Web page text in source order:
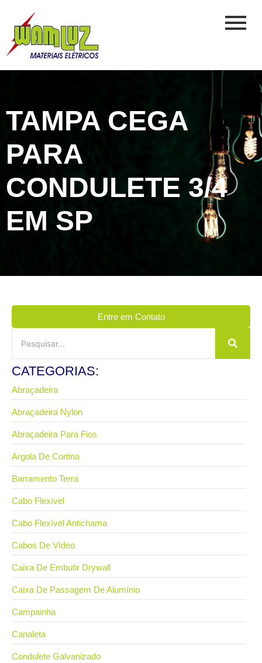
TAMPA CEGA
PARA
CONDULETE 3/4
EM SP
Entre em Contato
CATEGORIAS:
Abraçadeira
Abraçadeira Nylon
Abraçadeira Para Fios
Argola De Cortina
Barramento Terra
Cabo Flexível
Cabo Flexível Antichama
Cabos De Vídeo
Caixa De Embutir Drywall
Caixa De Passagem De Alumínio
Campainha
Canaleta
Condulete Galvanizado